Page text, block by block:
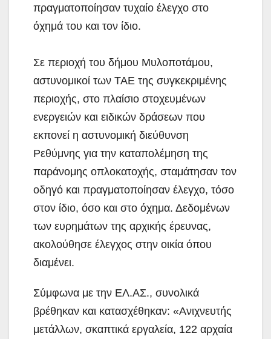
πραγματοποίησαν τυχαίο έλεγχο στο
όχημά του και τον ίδιο.
Σε περιοχή του δήμου Μυλοποτάμου,
αστυνομικοί των ΤΑΕ της συγκεκριμένης
περιοχής, στο πλαίσιο στοχευμένων
ενεργειών και ειδικών δράσεων που
εκπονεί η αστυνομική διεύθυνση
Ρεθύμνης για την καταπολέμηση της
παράνομης οπλοκατοχής, σταμάτησαν τον
οδηγό και πραγματοποίησαν έλεγχο, τόσο
στον ίδιο, όσο και στο όχημα. Δεδομένων
των ευρημάτων της αρχικής έρευνας,
ακολούθησε έλεγχος στην οικία όπου
διαμένει.
Σύμφωνα με την ΕΛ.ΑΣ., συνολικά
βρέθηκαν και κατασχέθηκαν: «Ανιχνευτής
μετάλλων, σκαπτικά εργαλεία, 122 αρχαία